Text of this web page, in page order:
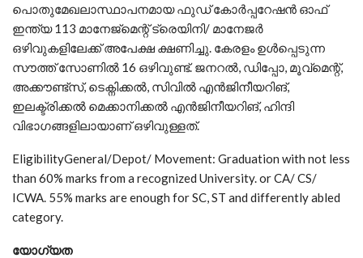
പൊതുമേഖലാസ്ഥാപനമായ ഫുഡ് കോര്‍പ്പറേഷന്‍ ഓഫ്
ഇന്ത്യ 113 മാനേജ്മെന്റ് ട്രെയിനി/ മാനേജര്‍
ഒഴിവുകളിലേക്ക് അപേക്ഷ ക്ഷണിച്ചു. കേരളം ഉള്‍പ്പെടുന്ന
സൗത്ത് സോണില്‍ 16 ഒഴിവുണ്ട്. ജനറല്‍, ഡിപ്പോ, മൂവ്മെന്റ്,
അക്കൗണ്ട്സ്, ടെക്നിക്കല്‍, സിവില്‍ എന്‍ജിനീയറിങ്,
ഇലക്ട്രിക്കല്‍ മെക്കാനിക്കല്‍ എന്‍ജിനീയറിങ്, ഹിന്ദി
വിഭാഗങ്ങളിലായാണ് ഒഴിവുള്ളത്.
EligibilityGeneral/Depot/ Movement: Graduation with not less
than 60% marks from a recognized University. or CA/ CS/
ICWA. 55% marks are enough for SC, ST and differently abled
category.
യോഗ്യത